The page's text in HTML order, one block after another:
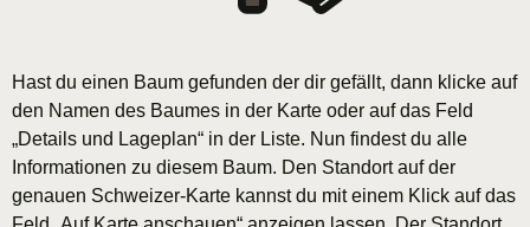
Hast du einen Baum gefunden der dir gefällt, dann klicke auf
den Namen des Baumes in der Karte oder auf das Feld
„Details und Lageplan“ in der Liste. Nun findest du alle
Informationen zu diesem Baum. Den Standort auf der
genauen Schweizer-Karte kannst du mit einem Klick auf das